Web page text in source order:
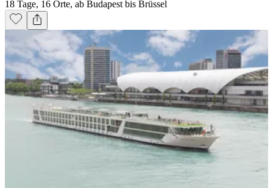
18 Tage, 16 Orte, ab Budapest bis Brüssel